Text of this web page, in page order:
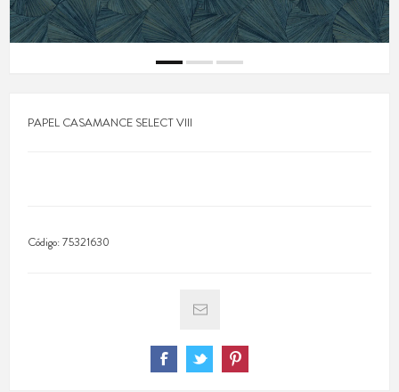
PAPEL CASAMANCE SELECT VIII
Código:75321630